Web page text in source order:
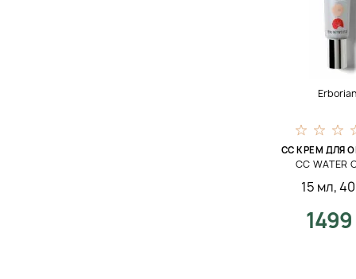
Erborian
CC КРЕМ ДЛЯ
CC WATER
15 мл,